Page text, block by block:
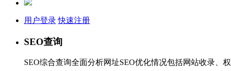
用户登录 快速注册
SEO查询
SEO综合查询全面分析网址SEO优化情况包括网站收录、